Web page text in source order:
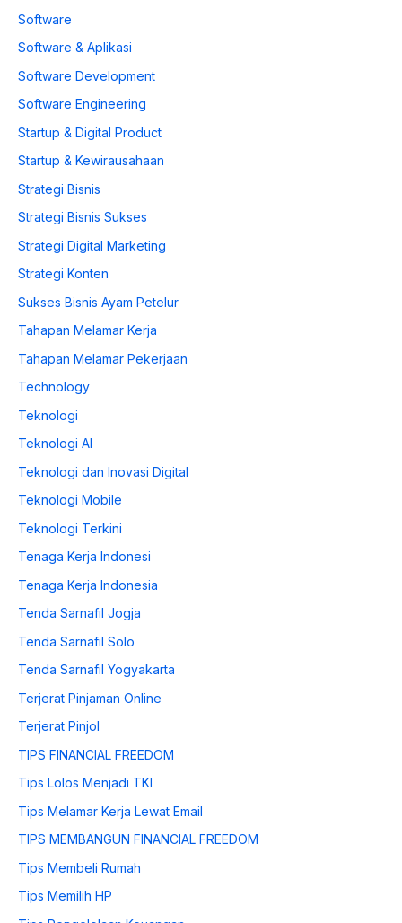
Software
Software & Aplikasi
Software Development
Software Engineering
Startup & Digital Product
Startup & Kewirausahaan
Strategi Bisnis
Strategi Bisnis Sukses
Strategi Digital Marketing
Strategi Konten
Sukses Bisnis Ayam Petelur
Tahapan Melamar Kerja
Tahapan Melamar Pekerjaan
Technology
Teknologi
Teknologi AI
Teknologi dan Inovasi Digital
Teknologi Mobile
Teknologi Terkini
Tenaga Kerja Indonesi
Tenaga Kerja Indonesia
Tenda Sarnafil Jogja
Tenda Sarnafil Solo
Tenda Sarnafil Yogyakarta
Terjerat Pinjaman Online
Terjerat Pinjol
TIPS FINANCIAL FREEDOM
Tips Lolos Menjadi TKI
Tips Melamar Kerja Lewat Email
TIPS MEMBANGUN FINANCIAL FREEDOM
Tips Membeli Rumah
Tips Memilih HP